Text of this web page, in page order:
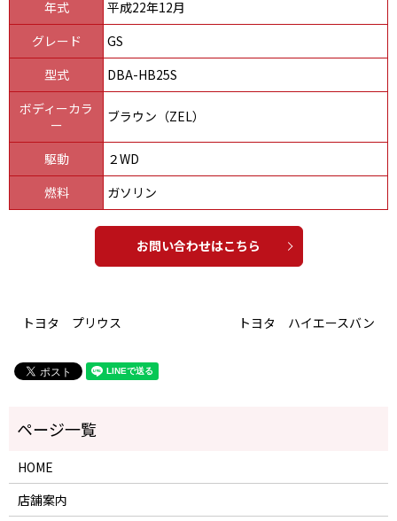
年式
平成22年12月
グレード
GS
型式
DBA-HB25S
ボディーカラ
ー
ブラウン（ZEL）
駆動
２WD
燃料
ガソリン
お問い合わせはこちら
トヨタ プリウス トヨタ ハイエースバン
HOME
店舗案内